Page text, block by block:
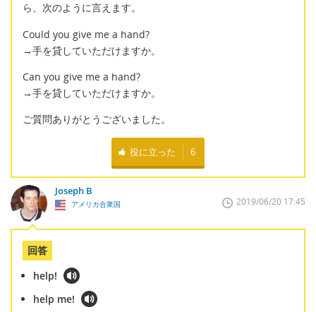
ら、次のように言えます。
Could you give me a hand?
→手を貸していただけますか。
Can you give me a hand?
→手を貸していただけますか。
ご質問ありがとうございました。
役に立った 6
Joseph B
アメリカ合衆国 2019/06/20 17:45
回答
help!
help me!